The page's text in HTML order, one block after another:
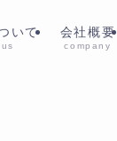
いて 会社概要
company